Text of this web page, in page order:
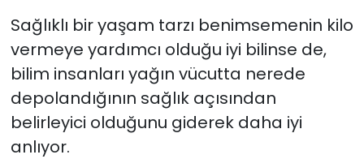
Sağlıklı bir yaşam tarzı benimsemenin kilo
vermeye yardımcı olduğu iyi bilinse de,
bilim insanları yağın vücutta nerede
depolandığının sağlık açısından
belirleyici olduğunu giderek daha iyi
anlıyor.